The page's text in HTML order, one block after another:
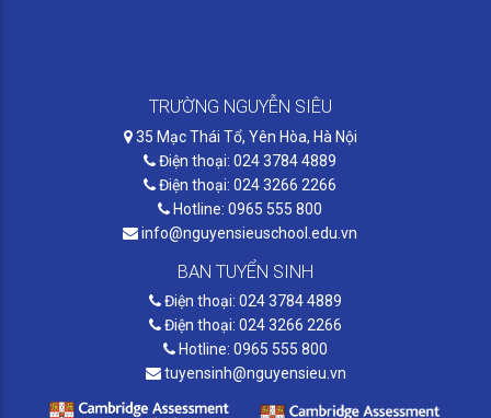
TRƯỜNG NGUYỄN SIÊU
35 Mạc Thái Tổ, Yên Hòa, Hà Nội
Điện thoại: 024 3784 4889
Điện thoại: 024 3266 2266
Hotline: 0965 555 800
info@nguyensieuschool.edu.vn
BAN TUYỂN SINH
Điện thoại: 024 3784 4889
Điện thoại: 024 3266 2266
Hotline: 0965 555 800
tuyensinh@nguyensieu.vn